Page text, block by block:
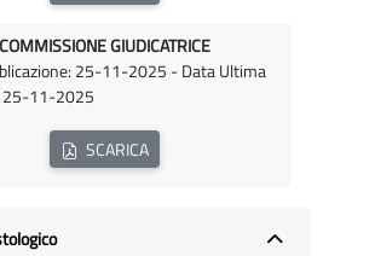
GIUDICATRICE
25-11-2025 - Data Ultima
25-11-2025
SCARICA